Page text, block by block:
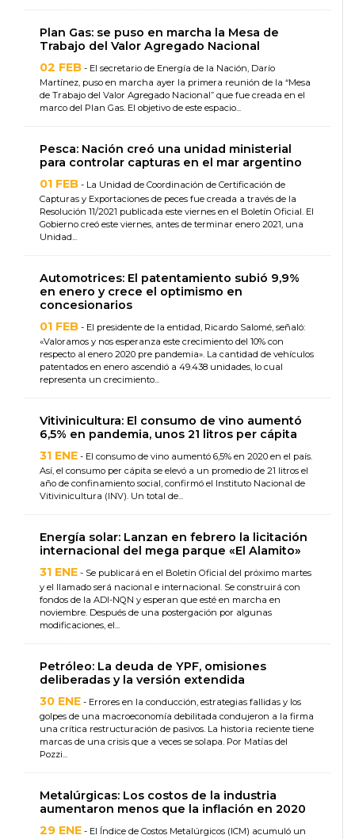
Plan Gas: se puso en marcha la Mesa de
Trabajo del Valor Agregado Nacional
02 FEB - El secretario de Energía de la Nación, Darío
Martínez, puso en marcha ayer la primera reunión de la “Mesa
de Trabajo del Valor Agregado Nacional” que fue creada en el
marco del Plan Gas. El objetivo de este espacio...
Pesca: Nación creó una unidad ministerial
para controlar capturas en el mar argentino
01 FEB - La Unidad de Coordinación de Certificación de
Capturas y Exportaciones de peces fue creada a través de la
Resolución 11/2021 publicada este viernes en el Boletín Oficial. El
Gobierno creó este viernes, antes de terminar enero 2021, una
Unidad...
Automotrices: El patentamiento subió 9,9%
en enero y crece el optimismo en
concesionarios
01 FEB - El presidente de la entidad, Ricardo Salomé, señaló:
«Valoramos y nos esperanza este crecimiento del 10% con
respecto al enero 2020 pre pandemia». La cantidad de vehículos
patentados en enero ascendió a 49.438 unidades, lo cual
representa un crecimiento...
Vitivinicultura: El consumo de vino aumentó
6,5% en pandemia, unos 21 litros per cápita
31 ENE - El consumo de vino aumentó 6,5% en 2020 en el país.
Así, el consumo per cápita se elevó a un promedio de 21 litros el
año de confinamiento social, confirmó el Instituto Nacional de
Vitivinicultura (INV). Un total de...
Energía solar: Lanzan en febrero la licitación
internacional del mega parque «El Alamito»
31 ENE - Se publicará en el Boletín Oficial del próximo martes
y el llamado será nacional e internacional. Se construirá con
fondos de la ADI-NQN y esperan que esté en marcha en
noviembre. Después de una postergación por algunas
modificaciones, el...
Petróleo: La deuda de YPF, omisiones
deliberadas y la versión extendida
30 ENE - Errores en la conducción, estrategias fallidas y los
golpes de una macroeconomía debilitada condujeron a la firma
una crítica restructuración de pasivos. La historia reciente tiene
marcas de una crisis que a veces se solapa. Por Matías del
Pozzi...
Metalúrgicas: Los costos de la industria
aumentaron menos que la inflación en 2020
29 ENE - El Índice de Costos Metalúrgicos (ICM) acumuló un